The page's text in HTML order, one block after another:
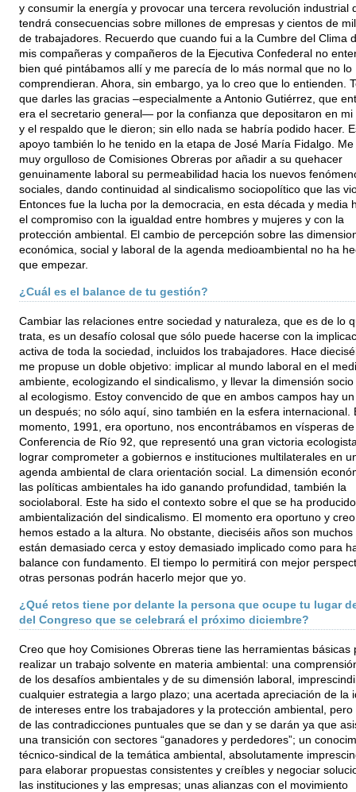
y consumir la energía y provocar una tercera revolución industrial
tendrá consecuencias sobre millones de empresas y cientos de
de trabajadores. Recuerdo que cuando fui a la Cumbre del Clima
mis compañeras y compañeros de la Ejecutiva Confederal no
bien qué pintábamos allí y me parecía de lo más normal que no lo
comprendieran. Ahora, sin embargo, ya lo creo que lo entienden.
que darles las gracias –especialmente a Antonio Gutiérrez, que
era el secretario general— por la confianza que depositaron en mi
y el respaldo que le dieron; sin ello nada se habría podido hacer.
apoyo también lo he tenido en la etapa de José María Fidalgo. Me
muy orgulloso de Comisiones Obreras por añadir a su quehacer
genuinamente laboral su permeabilidad hacia los nuevos
sociales, dando continuidad al sindicalismo sociopolítico que las
Entonces fue la lucha por la democracia, en esta década y media
el compromiso con la igualdad entre hombres y mujeres y con la
protección ambiental. El cambio de percepción sobre las
económica, social y laboral de la agenda medioambiental no ha
que empezar.
¿Cuál es el balance de tu gestión?
Cambiar las relaciones entre sociedad y naturaleza, que es de lo
trata, es un desafío colosal que sólo puede hacerse con la
activa de toda la sociedad, incluidos los trabajadores. Hace
me propuse un doble objetivo: implicar al mundo laboral en el
ambiente, ecologizando el sindicalismo, y llevar la dimensión
al ecologismo. Estoy convencido de que en ambos campos hay
un después; no sólo aquí, sino también en la esfera internacional.
momento, 1991, era oportuno, nos encontrábamos en vísperas de
Conferencia de Río 92, que representó una gran victoria
lograr comprometer a gobiernos e instituciones multilaterales en
agenda ambiental de clara orientación social. La dimensión
las políticas ambientales ha ido ganando profundidad, también la
sociolaboral. Este ha sido el contexto sobre el que se ha
ambientalización del sindicalismo. El momento era oportuno y
hemos estado a la altura. No obstante, dieciséis años son muchos
están demasiado cerca y estoy demasiado implicado como para
balance con fundamento. El tiempo lo permitirá con mejor
otras personas podrán hacerlo mejor que yo.
¿Qué retos tiene por delante la persona que ocupe tu lugar
del Congreso que se celebrará el próximo diciembre?
Creo que hoy Comisiones Obreras tiene las herramientas básicas
realizar un trabajo solvente en materia ambiental: una
de los desafíos ambientales y de su dimensión laboral,
cualquier estrategia a largo plazo; una acertada apreciación de la
de intereses entre los trabajadores y la protección ambiental, pero
de las contradicciones puntuales que se dan y se darán ya que
una transición con sectores “ganadores y perdedores”; un
técnico-sindical de la temática ambiental, absolutamente
para elaborar propuestas consistentes y creíbles y negociar
las instituciones y las empresas; unas alianzas con el movimiento